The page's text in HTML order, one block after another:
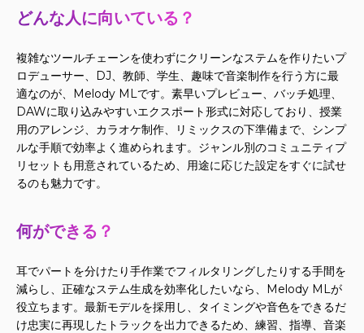
どんな人に向いている？
複雑なツールチェーンを使わずにクリーンなステムを作りたいプ
ロデューサー、DJ、教師、学生、趣味で音楽制作を行う方に最
適なのが、Melody MLです。素早いプレビュー、バッチ処理、
DAWに取り込みやすいエクスポート形式に対応しており、授業
用のアレンジ、カラオケ制作、リミックスの下準備まで、シンプ
ルな手順で効率よく進められます。ジャンル別のコミュニティプ
リセットも用意されているため、用途に応じた設定をすぐに試せ
るのも魅力です。
何ができる？
耳でパートを分けたり手作業でフィルタリングしたりする手間を
減らし、正確なステム生成を効率化したいなら、Melody MLが
役立ちます。最新モデルを採用し、タイミングや音色をできるだ
け忠実に再現したトラックを出力できるため、練習、指導、音楽